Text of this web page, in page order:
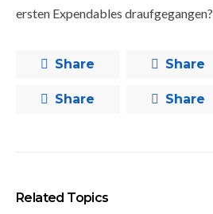
ersten Expendables draufgegangen?
Share Share
Share Share
Related Topics